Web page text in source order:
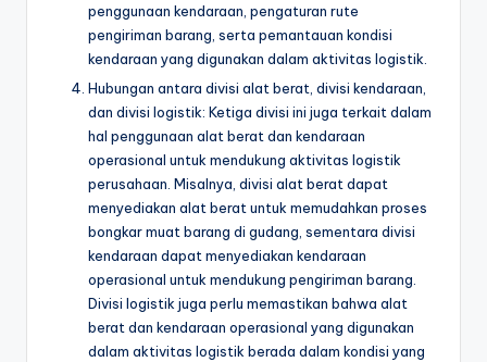
penggunaan kendaraan, pengaturan rute
pengiriman barang, serta pemantauan kondisi
kendaraan yang digunakan dalam aktivitas logistik.
Hubungan antara divisi alat berat, divisi kendaraan,
dan divisi logistik: Ketiga divisi ini juga terkait dalam
hal penggunaan alat berat dan kendaraan
operasional untuk mendukung aktivitas logistik
perusahaan. Misalnya, divisi alat berat dapat
menyediakan alat berat untuk memudahkan proses
bongkar muat barang di gudang, sementara divisi
kendaraan dapat menyediakan kendaraan
operasional untuk mendukung pengiriman barang.
Divisi logistik juga perlu memastikan bahwa alat
berat dan kendaraan operasional yang digunakan
dalam aktivitas logistik berada dalam kondisi yang